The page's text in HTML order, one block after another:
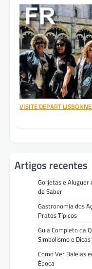
VISITE DEPART
Artigos recentes
Gorjetas e Aluguer
de Saber
Gastronomia dos
Pratos Típicos
Guia Completo da
Simbolismo e
Como Ver Baleias
Época